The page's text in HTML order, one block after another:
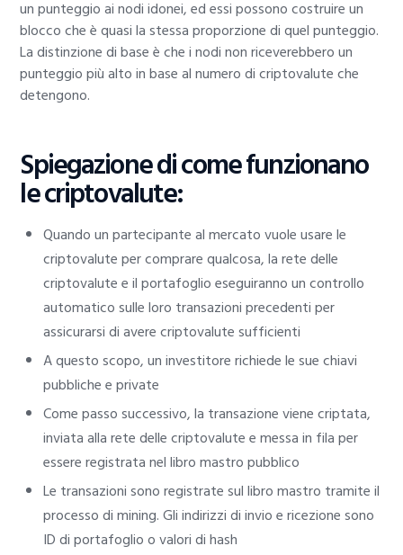
un punteggio ai nodi idonei, ed essi possono costruire un
blocco che è quasi la stessa proporzione di quel punteggio.
La distinzione di base è che i nodi non riceverebbero un
punteggio più alto in base al numero di criptovalute che
detengono.
Spiegazione di come funzionano
le criptovalute:
Quando un partecipante al mercato vuole usare le
criptovalute per comprare qualcosa, la rete delle
criptovalute e il portafoglio eseguiranno un controllo
automatico sulle loro transazioni precedenti per
assicurarsi di avere criptovalute sufficienti
A questo scopo, un investitore richiede le sue chiavi
pubbliche e private
Come passo successivo, la transazione viene criptata,
inviata alla rete delle criptovalute e messa in fila per
essere registrata nel libro mastro pubblico
Le transazioni sono registrate sul libro mastro tramite il
processo di mining. Gli indirizzi di invio e ricezione sono
ID di portafoglio o valori di hash